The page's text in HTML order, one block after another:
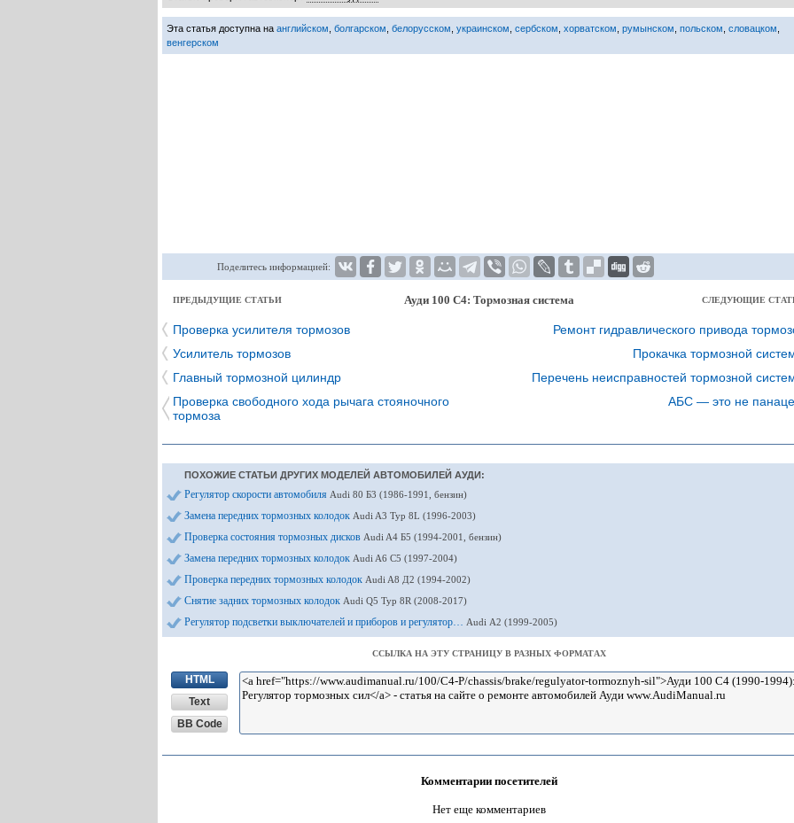
Эта статья доступна на английском болгарском белорусском украинском сербском хорватском румынском польском словацком
венгерском
Поделитесь информацией:
ПРЕДЫДУЩИЕ СТАТЬИ Ауди 100 С4: Тормозная система СЛЕДУЮЩИЕ
Проверка усилителя тормозов
Усилитель тормозов
Главный тормозной цилиндр
Проверка свободного хода рычага стояночного
тормоза
Ремонт гидравлического привода
Прокачка тормозной
Перечень неисправностей тормозной
АБС — это не
ПОХОЖИЕ СТАТЬИ ДРУГИХ МОДЕЛЕЙ АВТОМОБИЛЕЙ АУДИ:
Регулятор скорости автомобиля Audi 80 Б3 (1986-1991, бензин)
Замена передних тормозных колодок Audi A3 Typ 8L (1996-2003)
Проверка состояния тормозных дисков Audi A4 Б5 (1994-2001, бензин)
Замена передних тормозных колодок Audi A6 С5 (1997-2004)
Проверка передних тормозных колодок Audi A8 Д2 (1994-2002)
Снятие задних тормозных колодок Audi Q5 Typ 8R (2008-2017)
Регулятор подсветки выключателей и приборов и регулятор… Audi А2 (1999-2005)
ССЫЛКА НА ЭТУ СТРАНИЦУ В РАЗНЫХ ФОРМАТАХ
HTML
Text
BB Code
Комментарии посетителей
Нет еще комментариев